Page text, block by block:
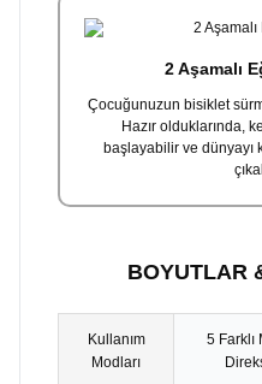
2 Aşamalı
Çocuğunuzun bisiklet
Hazır olduklarında,
başlayabilir ve dünyayı
BOYUTLAR
Kullanım
Modları
5 Farklı